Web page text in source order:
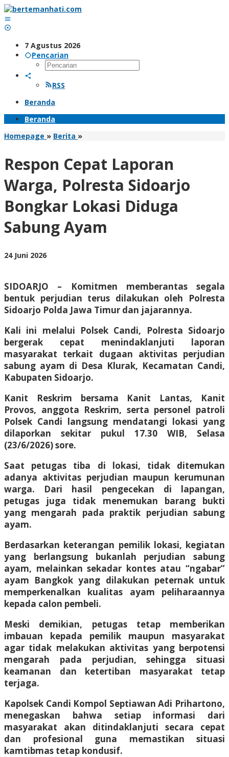
Lewati
ke
konten
7 Agustus 2026
Pencarian
RSS
Beranda
Beranda
Homepage » Berita »Respon
Warga,
Polresta
Sidoarjo
Bongkar
Lokasi
Diduga
Sabung
Ayam
Respon Cepat Laporan
Warga, Polresta Sidoarjo
Bongkar Lokasi Diduga
Sabung Ayam
24 Juni 2026oleh
SIDOARJO – Komitmen memberantas segala
bentuk perjudian terus dilakukan oleh Polresta
Sidoarjo Polda Jawa Timur dan jajarannya.
Kali ini melalui Polsek Candi, Polresta Sidoarjo
bergerak cepat menindaklanjuti laporan
masyarakat terkait dugaan aktivitas perjudian
sabung ayam di Desa Klurak, Kecamatan Candi,
Kabupaten Sidoarjo.
Kanit Reskrim bersama Kanit Lantas, Kanit
Provos, anggota Reskrim, serta personel patroli
Polsek Candi langsung mendatangi lokasi yang
dilaporkan sekitar pukul 17.30 WIB, Selasa
(23/6/2026) sore.
Saat petugas tiba di lokasi, tidak ditemukan
adanya aktivitas perjudian maupun kerumunan
warga. Dari hasil pengecekan di lapangan,
petugas juga tidak menemukan barang bukti
yang mengarah pada praktik perjudian sabung
ayam.
Berdasarkan keterangan pemilik lokasi, kegiatan
yang berlangsung bukanlah perjudian sabung
ayam, melainkan sekadar kontes atau “ngabar”
ayam Bangkok yang dilakukan peternak untuk
memperkenalkan kualitas ayam peliharaannya
kepada calon pembeli.
Meski demikian, petugas tetap memberikan
imbauan kepada pemilik maupun masyarakat
agar tidak melakukan aktivitas yang berpotensi
mengarah pada perjudian, sehingga situasi
keamanan dan ketertiban masyarakat tetap
terjaga.
Kapolsek Candi Kompol Septiawan Adi Prihartono,
menegaskan bahwa setiap informasi dari
masyarakat akan ditindaklanjuti secara cepat
dan profesional guna memastikan situasi
kamtibmas tetap kondusif.